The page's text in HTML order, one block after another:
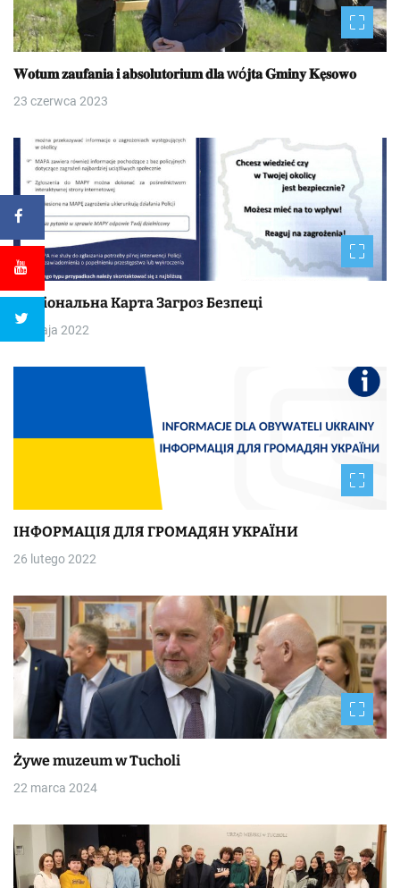
𝐖𝐨𝐭𝐮𝐦 𝐳𝐚𝐮𝐟𝐚𝐧𝐢𝐚 𝐢 𝐚𝐛𝐬𝐨𝐥𝐮𝐭𝐨𝐫𝐢𝐮𝐦 𝐝𝐥𝐚 wó𝐣𝐭𝐚 𝐆𝐦𝐢𝐧𝐲 𝐊𝐞̨𝐬𝐨𝐰𝐨
23 czerwca 2023
Національна Kapтa Загроз Безпеці
30 maja 2022
ІНФОРМАЦІЯ ДЛЯ ГРОМАДЯН УКРАЇНИ
26 lutego 2022
Żywe muzeum w Tucholi
22 marca 2024